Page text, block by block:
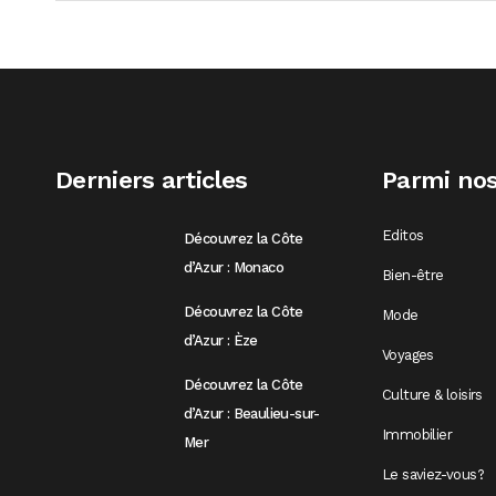
Derniers articles
Découvrez la Côte
d’Azur : Monaco
Découvrez la Côte
d’Azur : Èze
Découvrez la Côte
d’Azur : Beaulieu-sur-
Mer
Parmi
Editos
Bien-être
Mode
Voyages
Culture & loisirs
Immobilier
Le saviez-vous?